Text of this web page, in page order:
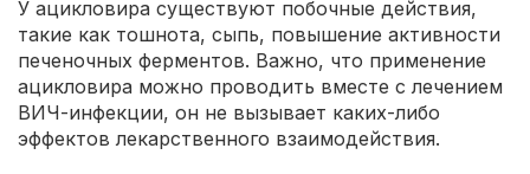
У ацикловира существуют побочные действия,
такие как тошнота, сыпь, повышение активности
печеночных ферментов. Важно, что применение
ацикловира можно проводить вместе с лечением
ВИЧ-инфекции, он не вызывает каких-либо
эффектов лекарственного взаимодействия.